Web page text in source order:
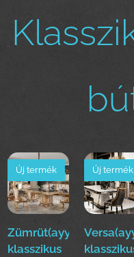
Zümrüt(ayy)Luxus
klasszikus
Új termék Új termék